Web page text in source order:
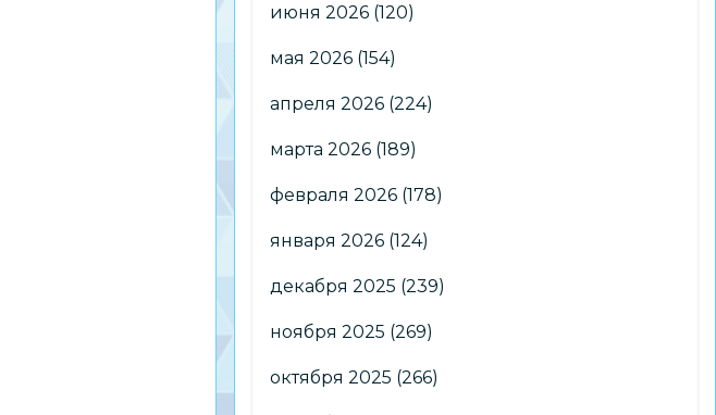
июня 2026 (120)
мая 2026 (154)
апреля 2026 (224)
марта 2026 (189)
февраля 2026 (178)
января 2026 (124)
декабря 2025 (239)
ноября 2025 (269)
октября 2025 (266)